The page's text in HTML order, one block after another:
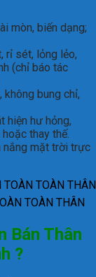
mòn, biến dạng;
rỉ sét, lỏng lẻo,
(chỉ báo tác
bung chỉ,
hiện hư hỏng,
thay thế.
nắng mặt trời trực
TOÀN THÂN
Bán Thân
?